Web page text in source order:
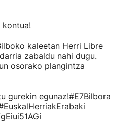
kontua!
kaleetan Herri Libre
zabaldu nahi dugu.
osorako plangintza
gurekin egunaz!#E7Bilbora